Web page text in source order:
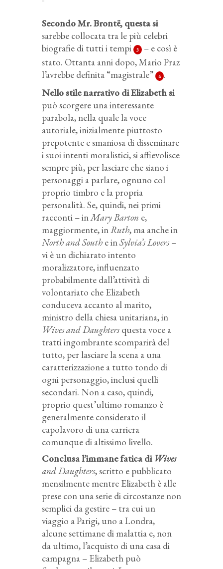
Secondo Mr. Brontë, questa si
sarebbe collocata tra le più celebri
biografie di tutti i tempi
3
– e così è
stato. Ottanta anni dopo, Mario Praz
l’avrebbe definita “magistrale”
4 .
Nello stile narrativo di Elizabeth si
può scorgere una interessante
parabola, nella quale la voce
autoriale, inizialmente piuttosto
prepotente e smaniosa di disseminare
i suoi intenti moralistici, si affievolisce
sempre più, per lasciare che siano i
personaggi a parlare, ognuno col
proprio timbro e la propria
personalità. Se, quindi, nei primi
racconti – inMary Barton e,
maggiormente, inRuth, ma anche in
North and South e inSylvia’s Lovers–
vi è un dichiarato intento
moralizzatore, influenzato
probabilmente dall’attività di
volontariato che Elizabeth
conduceva accanto al marito,
ministro della chiesa unitariana, in
Wives and Daughtersquesta voce a
tratti ingombrante scomparirà del
tutto, per lasciare la scena a una
caratterizzazione a tutto tondo di
ogni personaggio, inclusi quelli
secondari. Non a caso, quindi,
proprio quest’ultimo romanzo è
generalmente considerato il
capolavoro di una carriera
comunque di altissimo livello.
Conclusa l’immane fatica di Wives
and Daughters, scritto e pubblicato
mensilmente mentre Elizabeth è alle
prese con una serie di circostanze non
semplici da gestire – tra cui un
viaggio a Parigi, uno a Londra,
alcune settimane di malattia e, non
da ultimo, l’acquisto di una casa di
campagna – Elizabeth può